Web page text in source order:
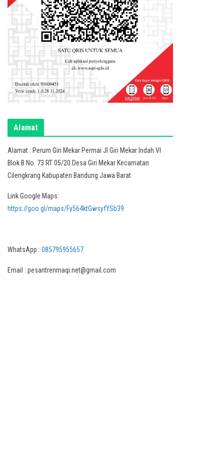
Alamat
Alamat : Perum Giri Mekar Permai Jl Giri Mekar Indah VI
Blok B No. 73 RT 05/20 Desa Giri Mekar Kecamatan
Cilengkrang Kabupaten Bandung Jawa Barat
Link Google Maps:
https://goo.gl/maps/Fy564ktGwsyfYSb39
WhatsApp :085795955657
Email : pesantrenmaqi.net@gmail.com